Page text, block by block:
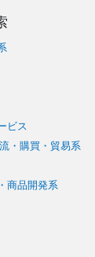
ビス
・購買・貿易系
商品開発系